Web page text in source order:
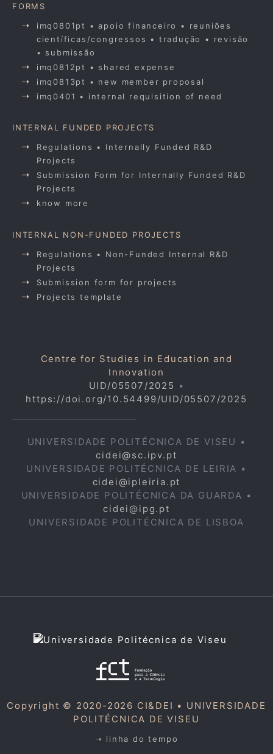
FORMS
imq0801pt • apoio financeiro • reuniões
científicas/congressos • tradução • revisão
• submissão
imq0812pt • shared expense
imq0813pt • new member proposal
imq0401 • internal requisition of need
INTERNAL FUNDED PROJECTS
Regulations • Internally Funded R&D
Projects
Submission Form for Internally Funded R&D
Projects
know more
INTERNAL NON-FUNDED PROJECTS
Regulations • Non-Funded Internal R&D
Projects
Submission form for projects
Projects template
Centre for Studies in Education and
Innovation
UID/05507/2025 •
https://doi.org/10.54499/UID/05507/2025
UNIVERSIDADE POLITÉCNICA DE VISEU •
cidei@sc.ipv.pt
UNIVERSIDADE POLITÉCNICA DE LEIRIA •
cidei@ipleiria.pt
UNIVERSIDADE POLITÉCNICA DA GUARDA •
cidei@ipg.pt
UNIVERSIDADE POLITÉCNICA DE LISBOA
Copyright © 2020-2026 CI&DEI • UNIVERSIDADE
POLITÉCNICA DE VISEU
➝ linha do tempo